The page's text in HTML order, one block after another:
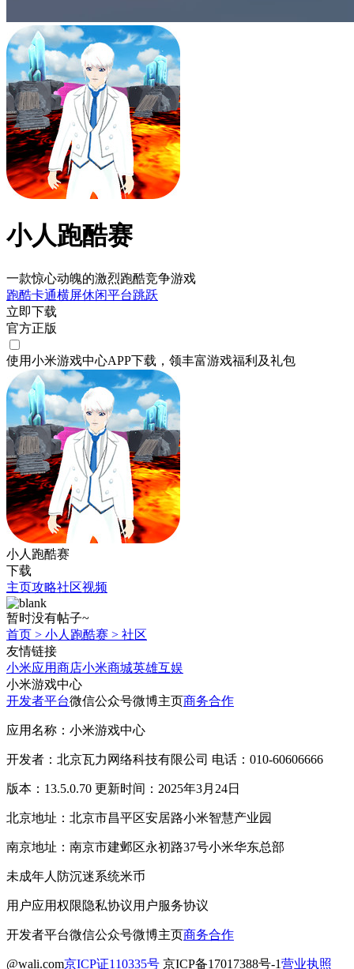
小人跑酷赛
一款惊心动魄的激烈跑酷竞争游戏
跑酷卡通横屏休闲平台跳跃
立即下载
官方正版
使用小米游戏中心APP下载 ，领丰富游戏福利 及礼包
小人跑酷赛
下载
主页攻略社区视频
暂时没有帖子~
首页 > 小人跑酷赛 > 社区
友情链接
小米应用商店小米商城英雄互娱
小米游戏中心
开发者平台微信公众号微博主页商务合作
应用名称：小米游戏中心
开发者：北京瓦力网络科技有限公司 电话：010-60606666
版本：13.5.0.70 更新时间：2025年3月24日
北京地址：北京市昌平区安居路小米智慧产业园
南京地址：南京市建邺区永初路37号小米华东总部
未成年人防沉迷系统米币
用户应用权限隐私协议用户服务协议
开发者平台微信公众号微博主页商务合作
@wali.com京ICP证110335号 京ICP备17017388号-1营业执照